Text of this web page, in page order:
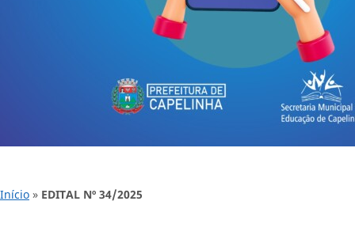
Início » EDITAL Nº 34/2025